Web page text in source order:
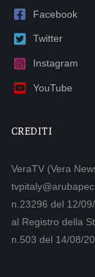
Facebook
Twitter
Instagram
YouTube
CREDITI
VeraTV (Vera
n.23296 del 12/
al Registro della
n.503 del 14/08/